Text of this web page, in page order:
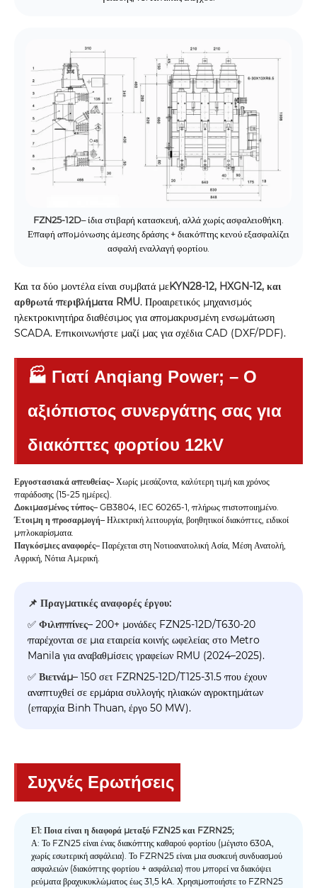
FZN25-12D– ίδια στιβαρή κατασκευή, αλλά χωρίς ασφαλειοθήκη.
Επαφή απομόνωσης άμεσης δράσης + διακόπτης κενού εξασφαλίζει
ασφαλή εναλλαγή φορτίου.
Και τα δύο μοντέλα είναι συμβατά μεKYN28-12, HXGN-12, και
αρθρωτά περιβλήματα RMU. Προαιρετικός μηχανισμός
ηλεκτροκινητήρα διαθέσιμος για απομακρυσμένη ενσωμάτωση
SCADA. Επικοινωνήστε μαζί μας για σχέδια CAD (DXF/PDF).
🏭 Γιατί Anqiang Power; – Ο
αξιόπιστος συνεργάτης σας για
διακόπτες φορτίου 12kV
Εργοστασιακά απευθείας– Χωρίς μεσάζοντα, καλύτερη τιμή και χρόνος
παράδοσης (15-25 ημέρες).
Δοκιμασμένος τύπος– GB3804, IEC 60265-1, πλήρως πιστοποιημένο.
Έτοιμη η προσαρμογή– Ηλεκτρική λειτουργία, βοηθητικοί διακόπτες, ειδικοί
μπλοκαρίσματα.
Παγκόσμιες αναφορές– Παρέχεται στη Νοτιοανατολική Ασία, Μέση Ανατολή,
Αφρική, Νότια Αμερική.
📌 Πραγματικές αναφορές έργου:
✅Φιλιππίνες– 200+ μονάδες FZN25-12D/T630-20
παρέχονται σε μια εταιρεία κοινής ωφελείας στο Metro
Manila για αναβαθμίσεις γραφείων RMU (2024–2025).
✅Βιετνάμ– 150 σετ FZRN25-12D/T125-31.5 που έχουν
αναπτυχθεί σε ερμάρια συλλογής ηλιακών αγροκτημάτων
(επαρχία Binh Thuan, έργο 50 MW).
Συχνές Ερωτήσεις
Ε1: Ποια είναι η διαφορά μεταξύ FZN25 και FZRN25;
Α: Το FZN25 είναι ένας διακόπτης καθαρού φορτίου (μέγιστο 630A,
χωρίς εσωτερική ασφάλεια). Το FZRN25 είναι μια συσκευή συνδυασμού
ασφαλειών (διακόπτης φορτίου + ασφάλεια) που μπορεί να διακόψει
ρεύματα βραχυκυκλώματος έως 31,5 kA. Χρησιμοποιήστε το FZRN25